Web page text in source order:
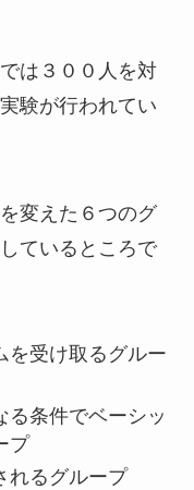
は３００人を対
験が行われてい
変えた６つのグ
ているところで
を受け取るグルー
る条件でベーシッ
プ
れるグループ